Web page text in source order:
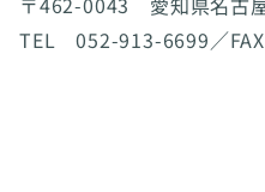
TEL 052-913-6699／